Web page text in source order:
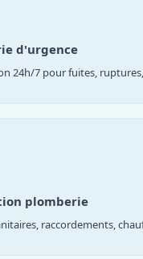
d'urgence
24h/7 pour fuites,
plomberie
raccordements,